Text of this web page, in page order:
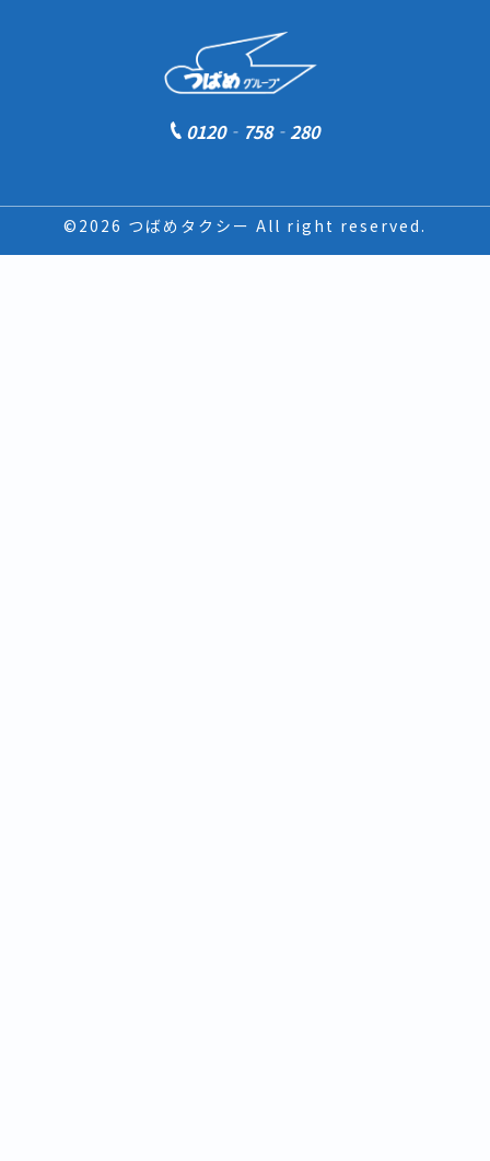
0120‐758‐280
©2026 つばめタクシー All right reserved.